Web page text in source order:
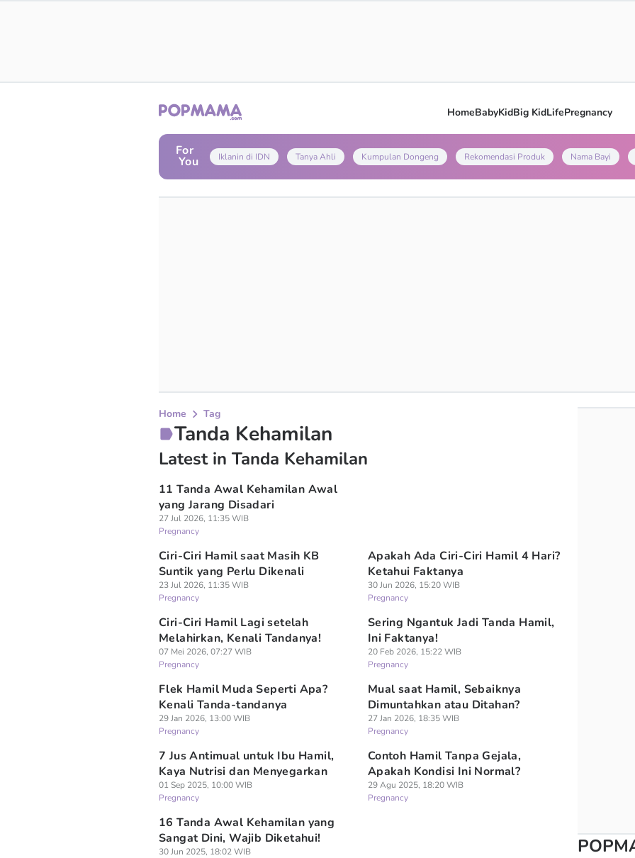
HomeBabyKidBig KidLifePregnancy
For
You Iklanin di IDN Tanya Ahli Kumpulan Dongeng Rekomendasi Produk Nama Bayi
Home Tag
Tanda Kehamilan
Latest in Tanda Kehamilan
11 Tanda Awal Kehamilan Awal
yang Jarang Disadari
27 Jul 2026, 11:35 WIB
Pregnancy
Ciri-Ciri Hamil saat Masih KB
Suntik yang Perlu Dikenali
23 Jul 2026, 11:35 WIB
Pregnancy
Apakah Ada Ciri-Ciri Hamil 4 Hari?
Ketahui Faktanya
30 Jun 2026, 15:20 WIB
Pregnancy
Ciri-Ciri Hamil Lagi setelah
Melahirkan, Kenali Tandanya!
07 Mei 2026, 07:27 WIB
Pregnancy
Sering Ngantuk Jadi Tanda Hamil,
Ini Faktanya!
20 Feb 2026, 15:22 WIB
Pregnancy
Flek Hamil Muda Seperti Apa?
Kenali Tanda-tandanya
29 Jan 2026, 13:00 WIB
Pregnancy
Mual saat Hamil, Sebaiknya
Dimuntahkan atau Ditahan?
27 Jan 2026, 18:35 WIB
Pregnancy
7 Jus Antimual untuk Ibu Hamil,
Kaya Nutrisi dan Menyegarkan
01 Sep 2025, 10:00 WIB
Pregnancy
Contoh Hamil Tanpa Gejala,
Apakah Kondisi Ini Normal?
29 Agu 2025, 18:20 WIB
Pregnancy
16 Tanda Awal Kehamilan yang
Sangat Dini, Wajib Diketahui!
30 Jun 2025, 18:02 WIB